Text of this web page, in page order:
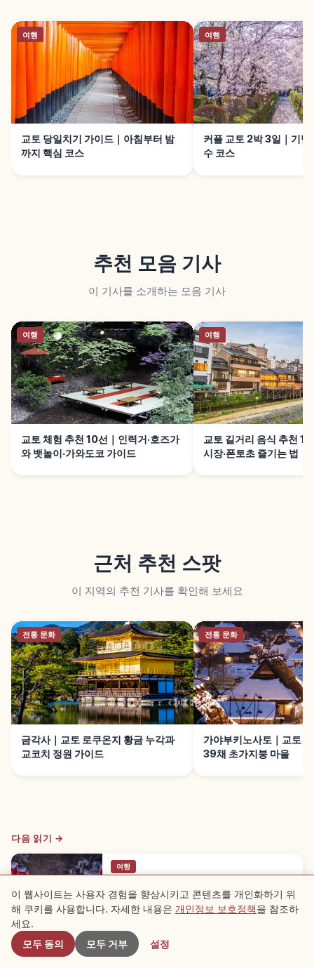
여행
교토 당일치기 가이드｜아침부터 밤
까지 핵심 코스
여행
커플 교토 2박 3일｜기념
수 코스
추천 모음 기사
이 기사를 소개하는 모음 기사
여행
교토 체험 추천 10선｜인력거·호즈가
와 뱃놀이·가와도코 가이드
여행
교토 길거리 음식 추천
시장·폰토초 즐기는 법
근처 추천 스팟
이 지역의 추천 기사를 확인해 보세요
전통 문화
금각사｜교토 로쿠온지 황금 누각과
교코치 정원 가이드
전통 문화
가야부키노사토｜교토
39채 초가지붕 마을
다음 읽기 →
여행
즈우라 오미쿠지
기후네 신사는 교토시 사쿄구 구라마기후네초의 물의
는 기우·지우 관장 신입니다. 혼구→유이노야시로→오
쿠미야 순으로 참배하는 '산샤모데'가 기본, 신수에 종
이를 띄우는 미즈우라 미쿠지 200엔, 인연 맺기 등을
근처 스팟
이 웹사이트는 사용자 경험을 향상시키고 콘텐츠를 개인화하기 위
해 쿠키를 사용합니다. 자세한 내용은 개인정보 보호정책을 참조하
세요.
모두 동의
모두 거부 설정